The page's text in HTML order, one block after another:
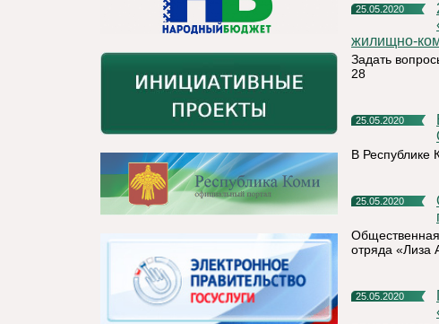
25.05.2020
27 мая 2020
жилищно-
Задать
28
25.05.2020
В
В Республике
25.05.2020
Общественная
отряда «Лиза
25.05.2020